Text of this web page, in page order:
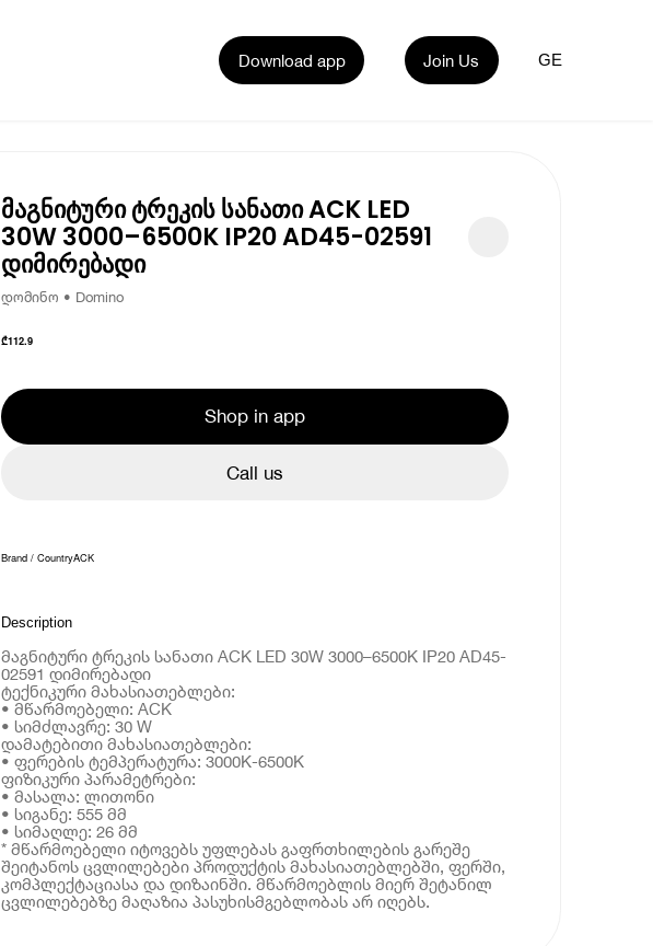
Download app Join Us GE
მაგნიტური ტრეკის სანათი ACK LED
30W 3000–6500K IP20 AD45-02591
დიმირებადი
დომინო • Domino
₾112.9
Shop in app
Call us
Brand / CountryACK
Description
მაგნიტური ტრეკის სანათი ACK LED 30W 3000–6500K IP20 AD45-
02591 დიმირებადი
ტექნიკური მახასიათებლები:
• მწარმოებელი: ACK
• სიმძლავრე: 30 W
დამატებითი მახასიათებლები:
• ფერების ტემპერატურა: 3000K-6500K
ფიზიკური პარამეტრები:
• მასალა: ლითონი
• სიგანე: 555 მმ
• სიმაღლე: 26 მმ
* მწარმოებელი იტოვებს უფლებას გაფრთხილების გარეშე
შეიტანოს ცვლილებები პროდუქტის მახასიათებლებში, ფერში,
კომპლექტაციასა და დიზაინში. მწარმოებლის მიერ შეტანილ
ცვლილებებზე მაღაზია პასუხისმგებლობას არ იღებს.